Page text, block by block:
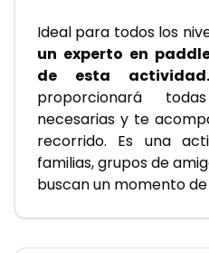
Ideal para todos los
un experto en
de esta actividad.
proporcionará
necesarias y te
recorrido. Es una
familias, grupos de
buscan un momento